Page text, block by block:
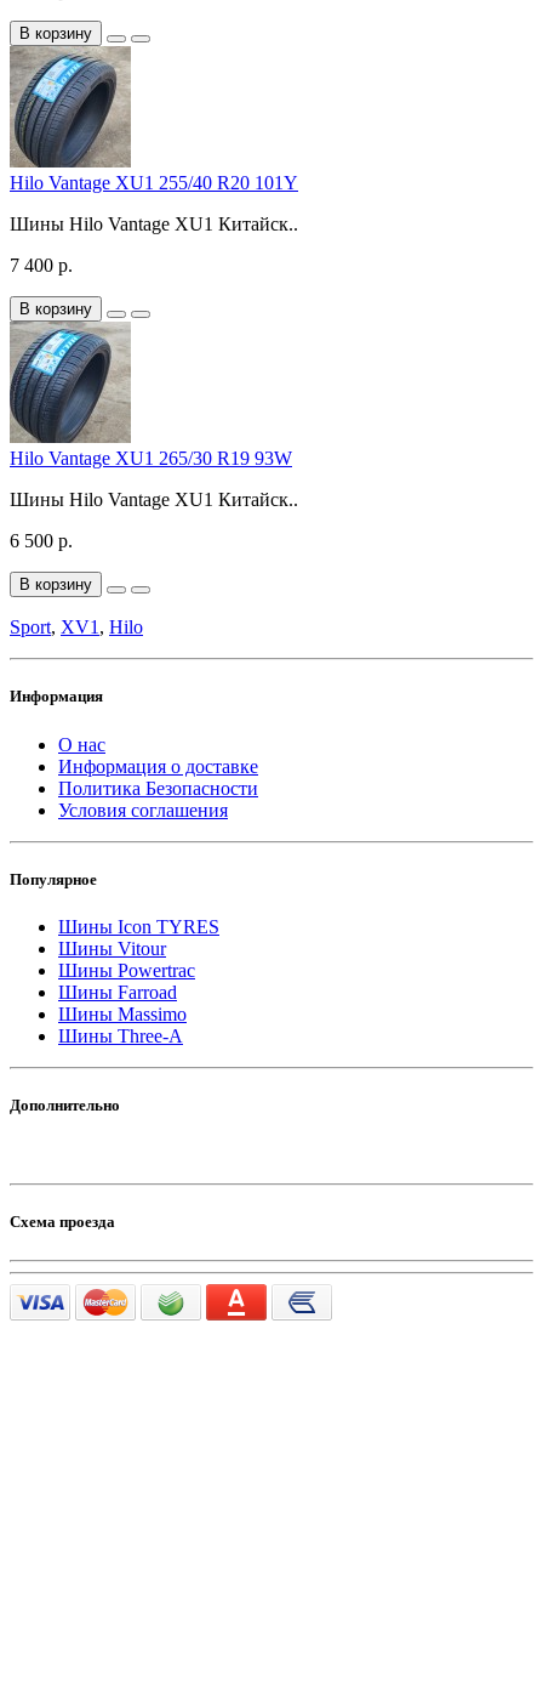
В корзину
Hilo Vantage XU1 255/40 R20 101Y
Шины Hilo Vantage XU1 Китайск..
7 400 р.
В корзину
Hilo Vantage XU1 265/30 R19 93W
Шины Hilo Vantage XU1 Китайск..
6 500 р.
В корзину
Sport, XV1 , Hilo
Информация
О нас
Информация о доставке
Политика Безопасности
Условия соглашения
Популярное
Шины Icon TYRES
Шины Vitour
Шины Powertrac
Шины Farroad
Шины Massimo
Шины Three-A
Дополнительно
Схема проезда